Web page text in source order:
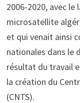
2006-2020, avec le
microsatellite
et qui venait ainsi
nationales dans le
résultat du travail
la création du
(CNTS).